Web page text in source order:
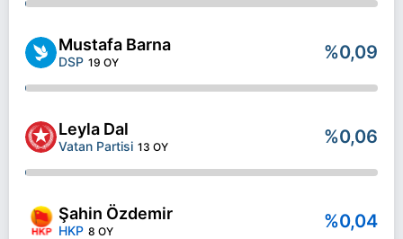
Mustafa Barna
DSP 19 OY %0,09
Leyla Dal
Vatan Partisi 13 OY %0,06
Şahin Özdemir
HKP 8 OY %0,04